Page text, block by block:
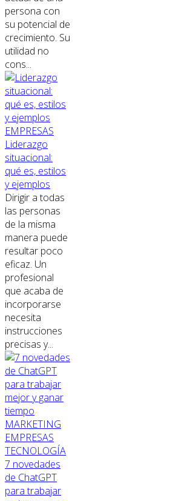
persona con
su potencial de
crecimiento. Su
utilidad no
cons...
EMPRESAS
Liderazgo
situacional:
qué es, estilos
y ejemplos
Dirigir a todas
las personas
de la misma
manera puede
resultar poco
eficaz. Un
profesional
que acaba de
incorporarse
necesita
instrucciones
precisas y...
MARKETING
EMPRESAS
TECNOLOGÍA
7 novedades
de ChatGPT
para trabajar